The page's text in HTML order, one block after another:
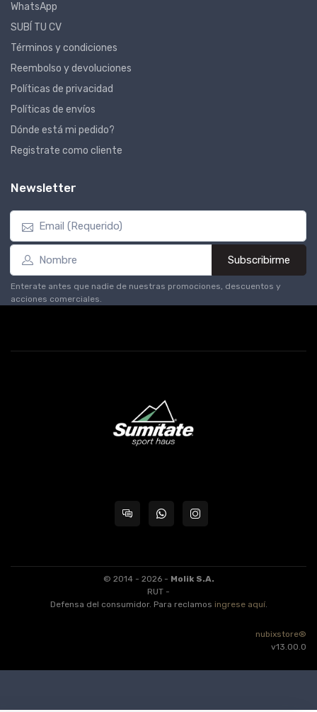
WhatsApp
SUBÍ TU CV
Términos y condiciones
Reembolso y devoluciones
Políticas de privacidad
Políticas de envíos
Dónde está mi pedido?
Registrate como cliente
Newsletter
Subscribirme
Enterate antes que nadie de nuestras promociones, descuentos y
acciones comerciales.
© 2014 - 2026 - Molik S.A.
RUT -
Defensa del consumidor. Para reclamos ingrese aquí.
nubixstore®
v13.00.0